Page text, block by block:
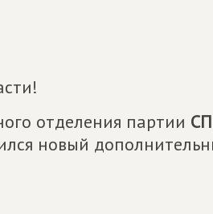
отделения партии
новый